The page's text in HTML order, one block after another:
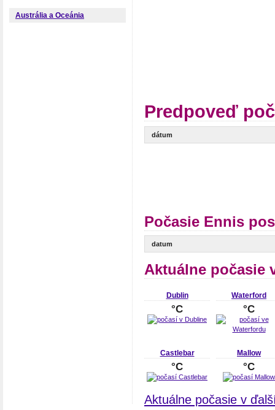
Austrália a Oceánia
Predpoveď
dátum
Počasie Ennis
datum
Aktuálne počasie
Dublin
°C
Waterford
°C
Castlebar
°C
Mallow
°C
Aktuálne počasie v